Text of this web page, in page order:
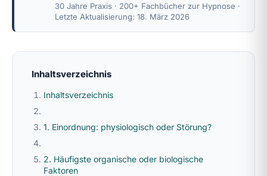
30 Jahre Praxis · 200+ Fachbücher zur Hypnose ·
Letzte Aktualisierung: 18. März 2026
Inhaltsverzeichnis
Inhaltsverzeichnis
1. Einordnung: physiologisch oder Störung?
2. Häufigste organische oder biologische
Faktoren